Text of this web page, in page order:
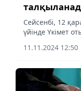
Сейсенбі, 12
үйінде Үкімет
11.11.2024 12:50